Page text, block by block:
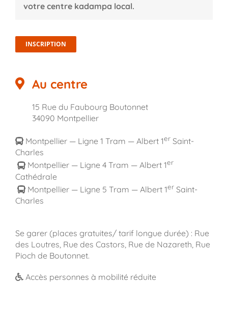
votre centre kadampa local.
INSCRIPTION
Au centre
15 Rue du Faubourg Boutonnet
34090 Montpellier
Montpellier — Ligne 1 Tram — Albert 1erSaint-
Charles
Montpellier — Ligne 4 Tram — Albert 1er
Cathédrale
Montpellier — Ligne 5 Tram — Albert 1erSaint-
Charles
Se garer (places gratuites/ tarif longue durée) : Rue
des Loutres, Rue des Castors, Rue de Nazareth, Rue
Pioch de Boutonnet.
Accès personnes à mobilité réduite